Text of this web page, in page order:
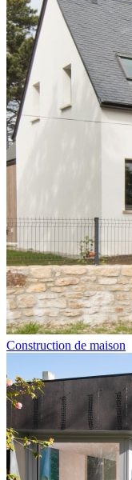
Construction de maison